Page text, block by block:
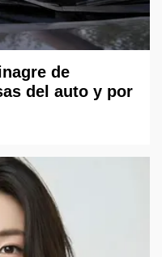
de
del auto y por